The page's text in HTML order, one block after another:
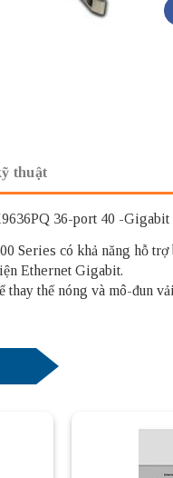
thuật
36-port 40 -Gigabit
Series có khả năng hỗ
Ethernet Gigabit.
thay thế nóng và mô-đun